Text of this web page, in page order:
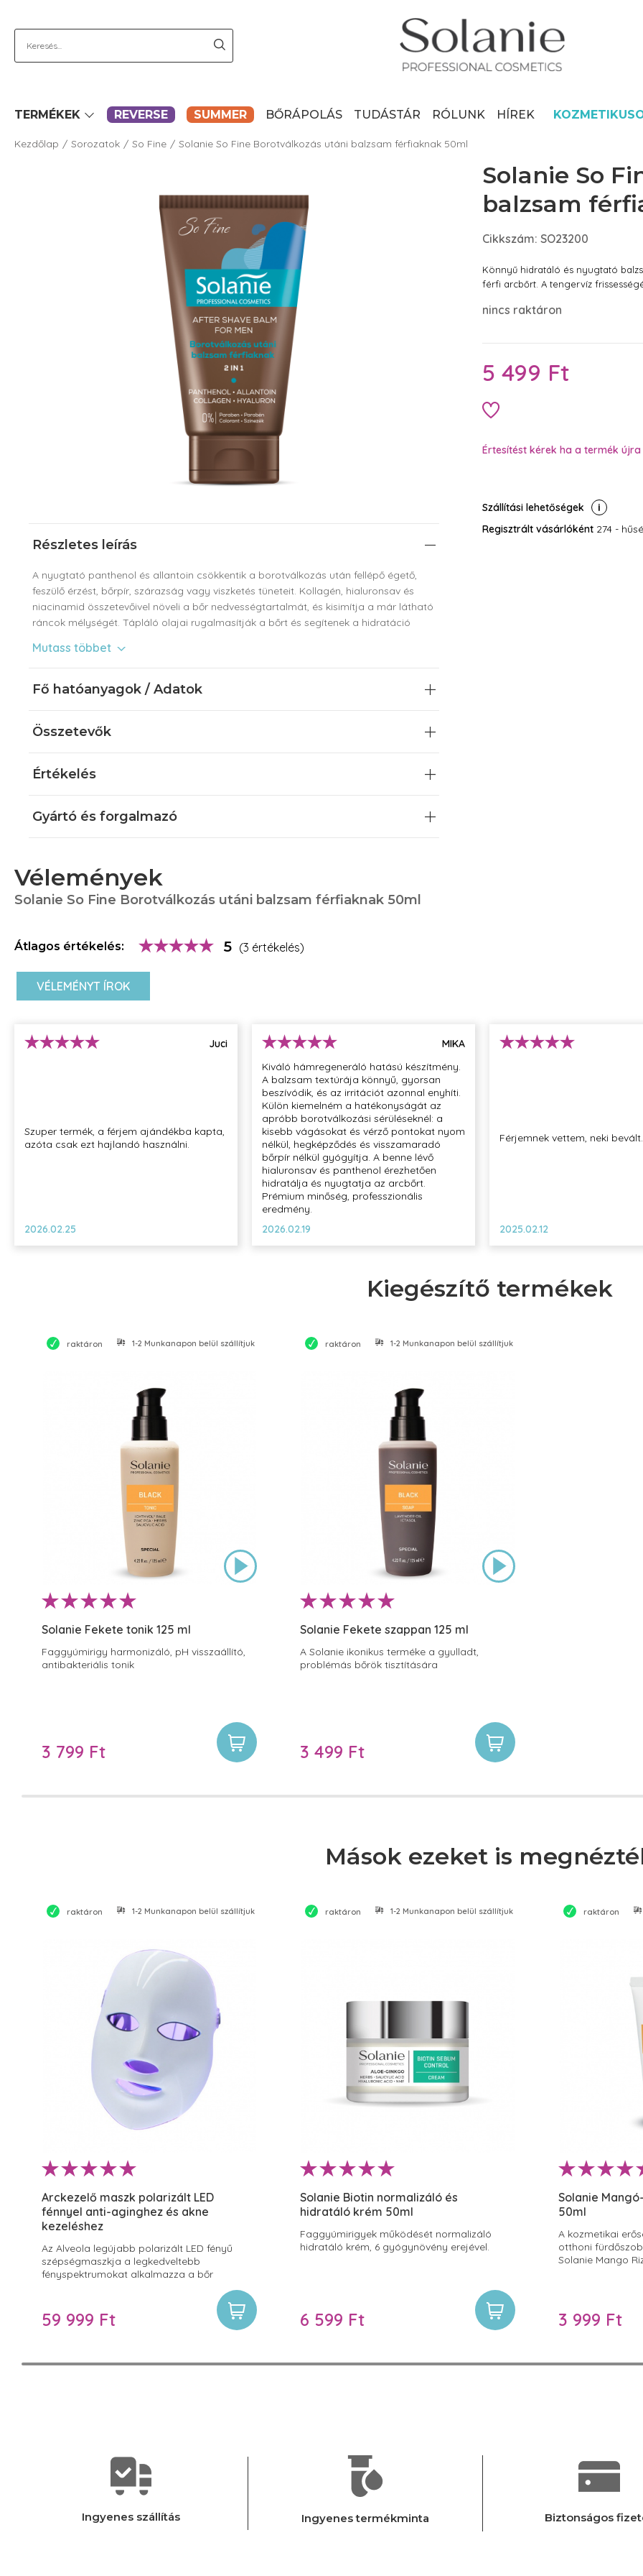
TERMÉKEK REVERSE SUMMER BŐRÁPOLÁS TUDÁSTÁR RÓLUNK HÍREK
Kezdőlap Sorozatok So Fine Solanie So Fine Borotválkozás utáni balzsam férfiaknak 50ml
Részletes leírás
A nyugtató panthenol és allantoin csökkentik a borotválkozás után fellépő égető,
feszülő érzést, bőrpír, szárazság vagy viszketés tüneteit. Kollagén, hialuronsav és
niacinamid összetevőivel növeli a bőr nedvességtartalmát, és kisimítja a már látható
ráncok mélységét. Tápláló olajai rugalmasítják a bőrt és segítenek a hidratáció
megnyugtatja az irritált bőrt
friss érzetet kölcsönöz arcbőrnek
puhává és frissé varázsolja a bőrt
tökéletesen kiegészíti férfi HYALURON arckrémet
0% Parabén
A borotválkozást követően vigyen fel belőle kis mennyiséget az érintett területre és
gyengéden masszírozza be. Minden nap használható.
Külsőleges használatra. Gyermekektől elzárva tartandó. Szembe ne kerüljön.
Aqua, Glycerin, Butyrospermum Parkii Butter, Caprylic/Capric Triglyceride,
Niacinamide, Acrylamide/ Sodium Acryloyldimethyltaurate Copolymer, Aloe
Acrylates/C10-30 Alkyl Acrylate Crosspolymer, Allantoin, Panthenol, Propylene
Glycol, Soluble Collagen, Sodium Hyaluronate, Disodium EDTA, Ethylhexylglycerin,
Sodium Benzoate, Citronellol, Hexyl Cinnamal, Limonene, Linalool, Alpha-Isomethyl
Mutass többet
Fő hatóanyagok / Adatok
Összetevők
Értékelés
Gyártó és forgalmazó
Solanie So
balzsam
Cikkszám: SO23200
Könnyű hidratáló és nyugtató
férfi arcbőrt. A tengervíz
nincs raktáron
5 499 Ft
Értesítést kérek ha a termék újra
Szállítási lehetőségek
Regisztrált vásárlóként 274 -
Vélemények
Solanie So Fine Borotválkozás utáni balzsam férfiaknak 50ml
Átlagos értékelés: 5 (3 értékelés)
VÉLEMÉNYT ÍROK
Juci
Szuper termék, a férjem ajándékba kapta,
azóta csak ezt hajlandó használni.
2026.02.25
MIKA
Kiváló hámregeneráló hatású készítmény.
A balzsam textúrája könnyű, gyorsan
beszívódik, és az irritációt azonnal enyhíti.
Külön kiemelném a hatékonyságát az
apróbb borotválkozási sérüléseknél: a
kisebb vágásokat és vérző pontokat nyom
nélkül, hegképződés és visszamaradó
bőrpír nélkül gyógyítja. A benne lévő
hialuronsav és panthenol érezhetően
hidratálja és nyugtatja az arcbőrt.
Prémium minőség, professzionális
eredmény.
2026.02.19
Férjemnek vettem, neki bevált.
2025.02.12
Kiegészítő termékek
raktáron 1-2 Munkanapon belül szállítjuk
Solanie Fekete tonik 125 ml
Faggyúmirigy harmonizáló, pH visszaállító,
antibakteriális tonik
3 799 Ft
raktáron 1-2 Munkanapon belül szállítjuk
Solanie Fekete szappan 125 ml
A Solanie ikonikus terméke a gyulladt,
problémás bőrök tisztítására
3 499 Ft
Mások ezeket is
raktáron 1-2 Munkanapon belül szállítjuk
Arckezelő maszk polarizált LED
fénnyel anti-aginghez és akne
kezeléshez
Az Alveola legújabb polarizált LED fényű
szépségmaszkja a legkedveltebb
fényspektrumokat alkalmazza a bőr
működésének optimalizálására vagy éppen
a gyulladt aknés bőrök kezelésére. Az arc
formájához jól illeszkedő maszk 120db
közül választhatunk.
59 999 Ft
raktáron 1-2 Munkanapon belül szállítjuk
Solanie Biotin normalizáló és
hidratáló krém 50ml
Faggyúmirigyek működését normalizáló
hidratáló krém, 6 gyógynövény erejével.
6 599 Ft
raktáron
Solanie
50ml
A kozmetikai
otthoni
Solanie Mango
felszínéről és
bőrápoló
3 999 Ft
Ingyenes szállítás Ingyenes termékminta Biztonságos